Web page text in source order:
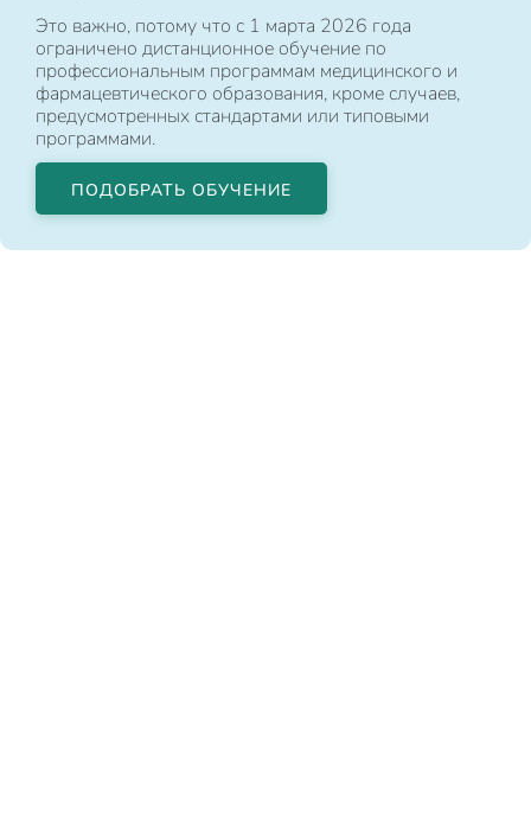
Это важно, потому что с 1 марта 2026 года
ограничено дистанционное обучение по
профессиональным программам медицинского и
фармацевтического образования, кроме случаев,
предусмотренных стандартами или типовыми
программами.
ПОДОБРАТЬ ОБУЧЕНИЕ